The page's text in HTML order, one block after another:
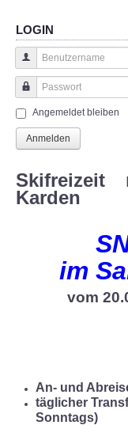
LOGIN
Benutzername
Passwort
Angemeldet bleiben
Anmelden
Karden
im
vom
An- und
täglicher
Sonntags)